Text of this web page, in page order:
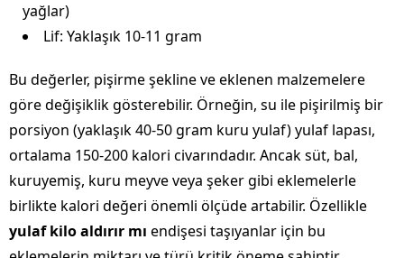
yağlar)
Lif: Yaklaşık 10-11 gram
Bu değerler, pişirme şekline ve eklenen malzemelere
göre değişiklik gösterebilir. Örneğin, su ile pişirilmiş bir
porsiyon (yaklaşık 40-50 gram kuru yulaf) yulaf lapası,
ortalama 150-200 kalori civarındadır. Ancak süt, bal,
kuruyemiş, kuru meyve veya şeker gibi eklemelerle
birlikte kalori değeri önemli ölçüde artabilir. Özellikle
yulaf kilo aldırır mı endişesi taşıyanlar için bu